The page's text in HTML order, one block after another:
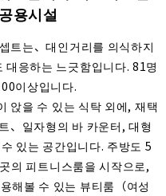
용시설
트는、대인거리를 의식하지
응하는 느긋함입니다. 81명
이상입니다.
앉을 수 있는 식탁 외에, 재택
、일자형의 바 카운터, 대형
있는 공간입니다. 주방도 5
의 피트니스룸을 시작으로,
해볼 수 있는 뷰티룸（여성